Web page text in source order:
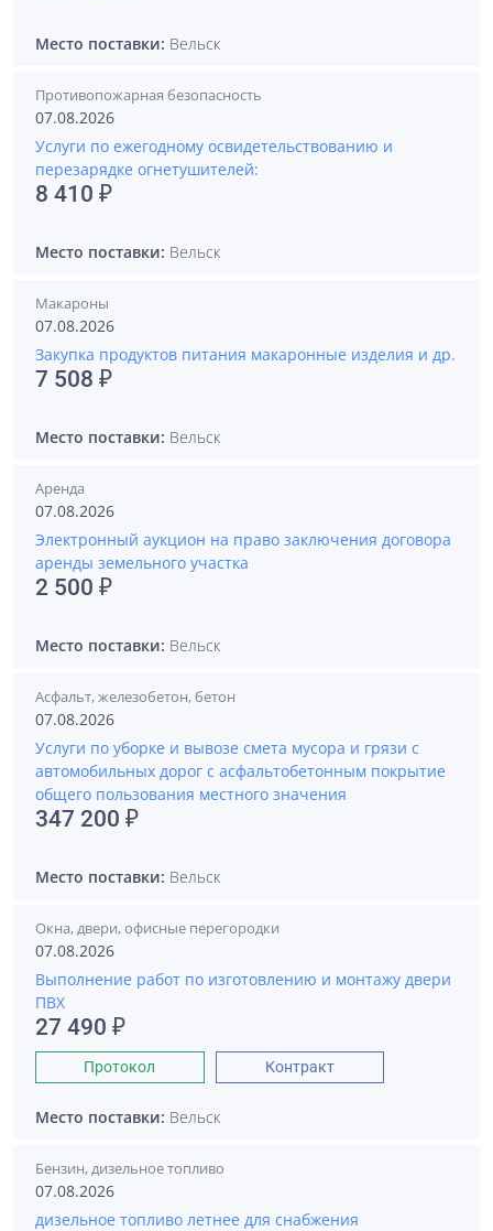
Место поставки: Вельск
Противопожарная безопасность
07.08.2026
Услуги по ежегодному освидетельствованию и
перезарядке огнетушителей:
8 410 ₽
Место поставки: Вельск
Макароны
07.08.2026
Закупка продуктов питания макаронные изделия и др.
7 508 ₽
Место поставки: Вельск
Аренда
07.08.2026
Электронный аукцион на право заключения договора
аренды земельного участка
2 500 ₽
Место поставки: Вельск
Асфальт, железобетон, бетон
07.08.2026
Услуги по уборке и вывозе смета мусора и грязи с
автомобильных дорог с асфальтобетонным покрытие
общего пользования местного значения
347 200 ₽
Место поставки: Вельск
Окна, двери, офисные перегородки
07.08.2026
Выполнение работ по изготовлению и монтажу двери
ПВХ
27 490 ₽
Протокол Контракт
Место поставки: Вельск
Бензин, дизельное топливо
07.08.2026
дизельное топливо летнее для снабжения